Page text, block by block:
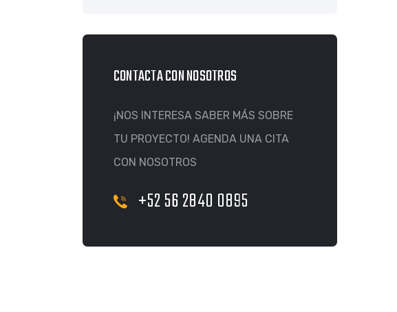
CONTACTA CON NOSOTROS
¡NOS INTERESA SABER MÁS SOBRE
TU PROYECTO! AGENDA UNA CITA
CON NOSOTROS
‭+52 56 2840 0895‬